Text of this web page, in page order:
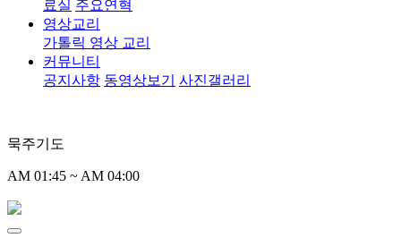
료실 주요연혁
영상교리
가톨릭 영상 교리
커뮤니티
공지사항 동영상보기 사진갤러리
묵주기도
AM 01:45 ~ AM 04:00